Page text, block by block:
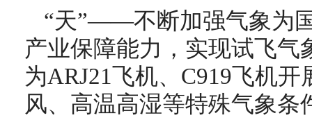
“天”——不断加强气象为
产业保障能力，实现试飞气
为ARJ21飞机、C919飞机
风、高温高湿等特殊气象条